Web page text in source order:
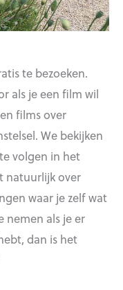
te bezoeken.
als je een film wil
films over
We bekijken
volgen in het
natuurlijk over
waar je zelf wat
nemen als je er
dan is het